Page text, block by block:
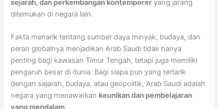
sejarah, dan perkembangan kontemporer yang jarang
ditemukan di negara lain.
Fakta menarik tentang sumber daya minyak, budaya, dan
peran globalnya menjadikan Arab Saudi tidak hanya
penting bagi kawasan Timur Tengah, tetapi juga memiliki
pengaruh besar di dunia. Bagi siapa pun yang tertarik
dengan sejarah, budaya, atau geopolitik, Arab Saudi adalah
negara yang menawarkan keunikan dan pembelajaran
yang mendalam.